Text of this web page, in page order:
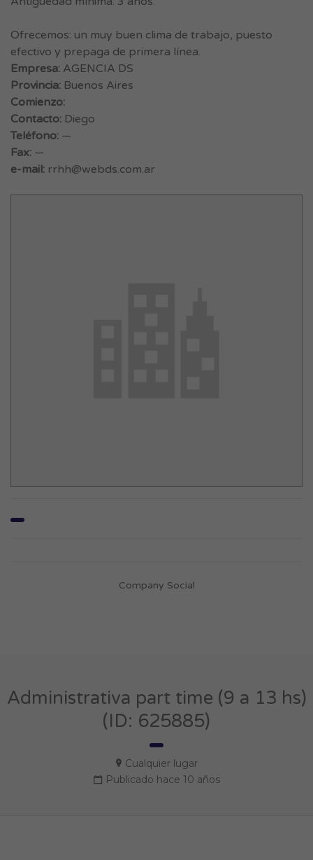
Ofrecemos: un muy buen clima de trabajo, puesto
efectivo y prepaga de primera línea.
Empresa: AGENCIA DS
Provincia: Buenos Aires
Comienzo:
Contacto: Diego
Teléfono: —
Fax: —
e-mail: rrhh@webds.com.ar
Company Social
Administrativa part time (9 a 13 hs)
(ID: 625885)
Cualquier lugar
Publicado hace 10 años